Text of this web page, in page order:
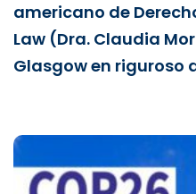
americano de
Law (Dra. Claudia
Glasgow en riguroso